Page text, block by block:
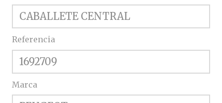
Referencia
Marca